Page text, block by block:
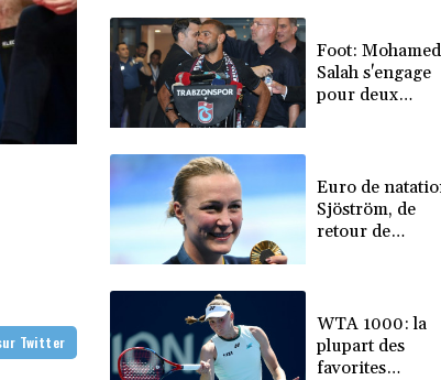
sur Twitter
Foot: Mohamed
Salah s'engage
pour deux
Euro de
Sjöström, de
retour de
WTA 1000: la
plupart des
favorites